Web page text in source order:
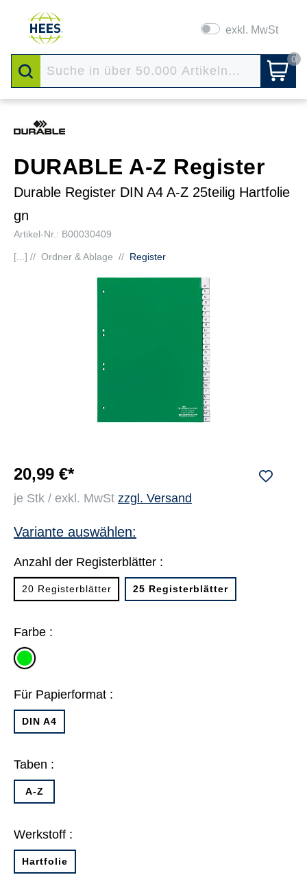
exkl. MwSt
0
DURABLE A-Z Register
Durable Register DIN A4 A-Z 25teilig Hartfolie
gn
Artikel-Nr.: B00030409
[...] // Ordner & Ablage // Register
20,99 €*
je Stk / exkl. MwSt zzgl. Versand
Variante auswählen:
Anzahl der Registerblätter :
20 Registerblätter 25 Registerblätter
Farbe :
grün
Für Papierformat :
DIN A4
Taben :
A-Z
Werkstoff :
Hartfolie